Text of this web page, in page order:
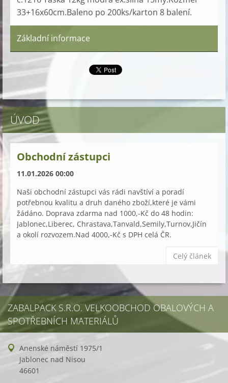
33+16x60cm.Baleno po 200ks/karton 8 balení.
Základní informace
ÚVOD
Obchodní zástupci
11.01.2026 00:00
Naši obchodní zástupci vás rádi navštíví a poradí
potřebnou kvalitu a druh daného zboží,které je vámi
žádáno. Doprava zdarma nad 1000,-Kč do 48 hodin:
Jablonec,Liberec, Chrastava,Tanvald,Semily,Turnov,Jičín
a okolí rozvozem.Nad 4000,-Kč s DPH celá ČR.
Celý článek
ZABALPACK S.R.O. VELKOOBCHOD OBALOVÝCH A
SPOTŘEBNÍCH MATERIÁLŮ
Anenské náměstí 1975/1
Jablonec nad Nisou
46601